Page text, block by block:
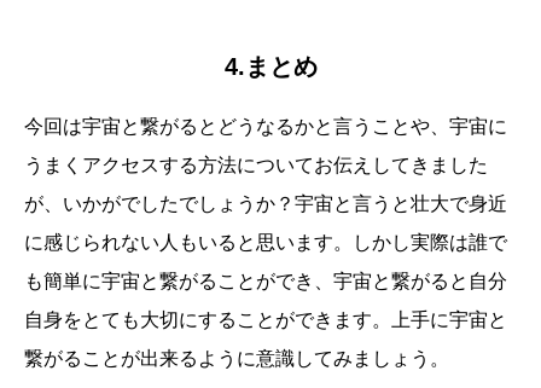
4.まとめ
今回は宇宙と繋がるとどうなるかと言うことや、宇宙に
うまくアクセスする方法についてお伝えしてきました
が、いかがでしたでしょうか？宇宙と言うと壮大で身近
に感じられない人もいると思います。しかし実際は誰で
も簡単に宇宙と繋がることができ、宇宙と繋がると自分
自身をとても大切にすることができます。上手に宇宙と
繋がることが出来るように意識してみましょう。